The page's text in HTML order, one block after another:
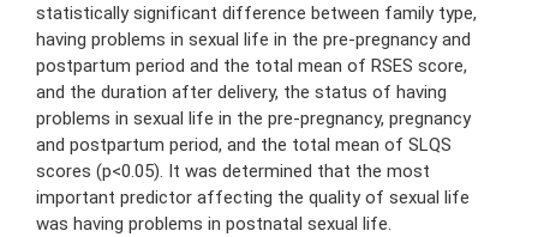
statistically significant difference between family type,
having problems in sexual life in the pre-pregnancy and
postpartum period and the total mean of RSES score,
and the duration after delivery, the status of having
problems in sexual life in the pre-pregnancy, pregnancy
and postpartum period, and the total mean of SLQS
scores (p<0.05). It was determined that the most
important predictor affecting the quality of sexual life
was having problems in postnatal sexual life.